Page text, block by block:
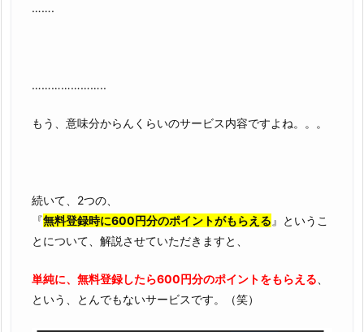
…….
…………………..
もう、意味分からんくらいのサービス内容ですよね。。。
続いて、2つの、
『無料登録時に600円分のポイントがもらえる 』というこ
とについて、解説させていただきますと、
単純に、無料登録したら600円分のポイントをもらえる、
という、とんでもないサービスです。（笑）